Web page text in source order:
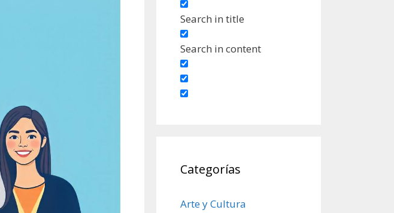
Search in title
Search in content
Categorías
Arte y Cultura